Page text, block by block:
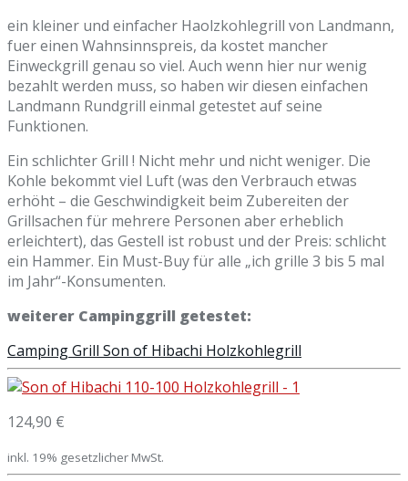
ein kleiner und einfacher Haolzkohlegrill von Landmann,
fuer einen Wahnsinnspreis, da kostet mancher
Einweckgrill genau so viel. Auch wenn hier nur wenig
bezahlt werden muss, so haben wir diesen einfachen
Landmann Rundgrill einmal getestet auf seine
Funktionen.
Ein schlichter Grill ! Nicht mehr und nicht weniger. Die
Kohle bekommt viel Luft (was den Verbrauch etwas
erhöht – die Geschwindigkeit beim Zubereiten der
Grillsachen für mehrere Personen aber erheblich
erleichtert), das Gestell ist robust und der Preis: schlicht
ein Hammer. Ein Must-Buy für alle „ich grille 3 bis 5 mal
im Jahr“-Konsumenten.
weiterer Campinggrill getestet:
Camping Grill Son of Hibachi Holzkohlegrill
124,90 €
inkl. 19% gesetzlicher MwSt.